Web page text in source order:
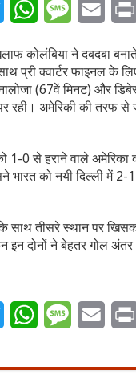
TwitterWhatsAppMessageEmail
कोलंबिया ने दबदबा
प्री क्वार्टर फाइनल के
(67वें मिनट) और
रही। अमेरिकी की तरफ से
0 से हराने वाले अमेरिका
को नयी दिल्ली में 2-
तीसरे स्थान पर
दोनों ने बेहतर गोल अंतर
TwitterWhatsAppMessageEmail